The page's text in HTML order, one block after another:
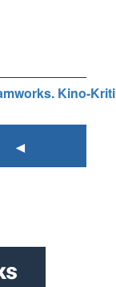
Kino-
◄